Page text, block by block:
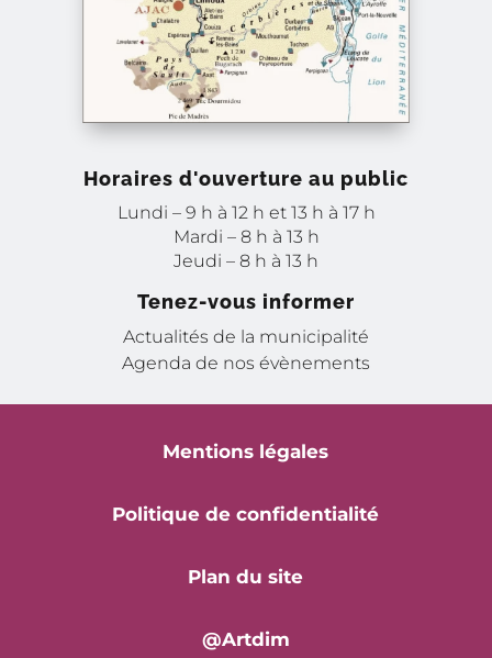
Horaires d'ouverture au public
Lundi – 9 h à 12 h et 13 h à 17 h
Mardi – 8 h à 13 h
Jeudi – 8 h à 13 h
Tenez-vous informer
Actualités de la municipalité
Agenda de nos évènements
Mentions légales
Politique de confidentialité
Plan du site
@Artdim